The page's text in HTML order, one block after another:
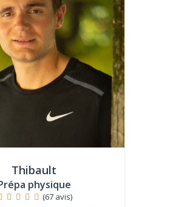
Thibault
physique
(67 avis)